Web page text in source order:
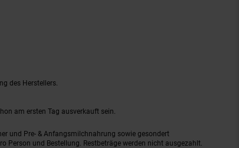
des Herstellers.
am ersten Tag ausverkauft sein.
und Pre- & Anfangsmilchnahrung sowie gesondert
Person und Bestellung. Restbeträge werden nicht ausgezahlt.